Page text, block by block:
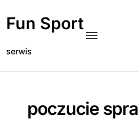
content
Fun Sport
serwis
poczucie